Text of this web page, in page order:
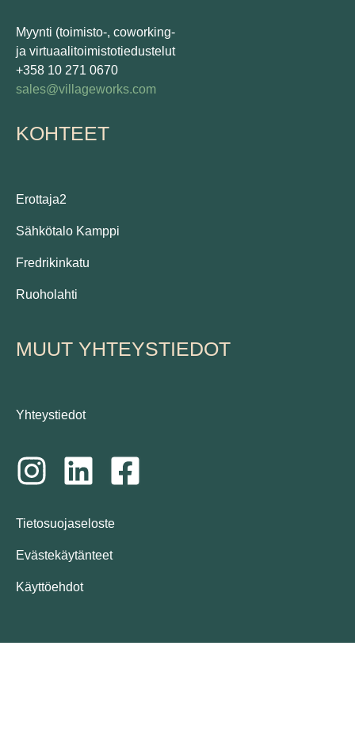
Myynti (toimisto-, coworking-
ja virtuaalitoimistotiedustelut
+358 10 271 0670
sales@villageworks.com
KOHTEET
Erottaja2
Sähkötalo Kamppi
Fredrikinkatu
Ruoholahti
MUUT YHTEYSTIEDOT
Yhteystiedot
Tietosuojaseloste
Evästekäytänteet
Käyttöehdot